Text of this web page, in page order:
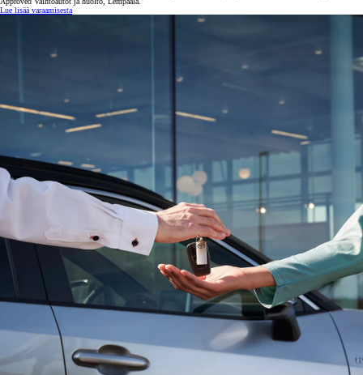
Lue lisää varaamisesta